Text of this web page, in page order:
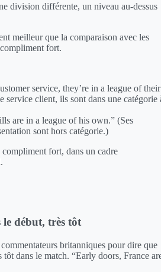
division différente, un niveau au-dessus
meilleur que la comparaison avec les
fort.
service, they’re in a league of their
service client, ils sont dans une catégorie
are in a league of his own.” (Ses
sont hors catégorie.)
fort, dans un cadre
début, très tôt
britanniques pour dire que
tôt dans le match. “Early doors, France